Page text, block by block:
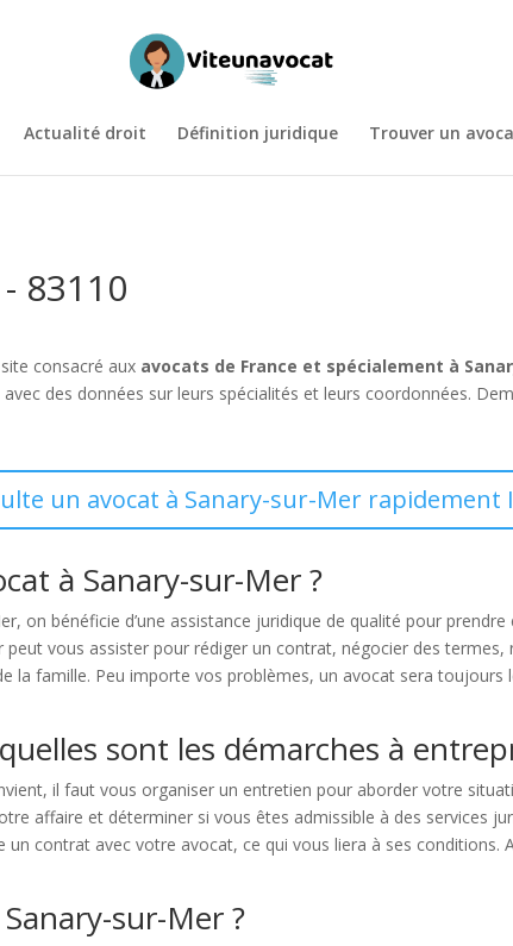
Actualité droit Définition juridique Trouver un
83110
consacré aux avocats de France et spécialement à
des données sur leurs spécialités et leurs coordonnées.
un avocat à Sanary-sur-Mer rapidement
à Sanary-sur-Mer ?
on bénéficie d’une assistance juridique de qualité pour
vous assister pour rédiger un contrat, négocier des termes,
la famille. Peu importe vos problèmes, un avocat sera toujours
sont les démarches à
il faut vous organiser un entretien pour aborder votre
affaire et déterminer si vous êtes admissible à des services
contrat avec votre avocat, ce qui vous liera à ses conditions.
sur-Mer ?